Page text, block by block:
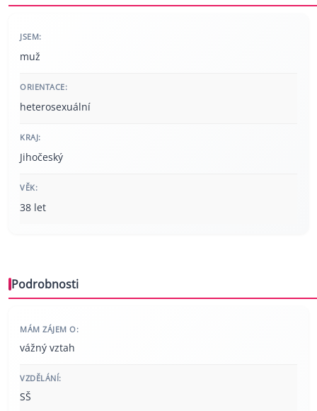
JSEM:
muž
ORIENTACE:
heterosexuální
KRAJ:
Jihočeský
VĚK:
38 let
Podrobnosti
MÁM ZÁJEM O:
vážný vztah
VZDĚLÁNÍ:
SŠ